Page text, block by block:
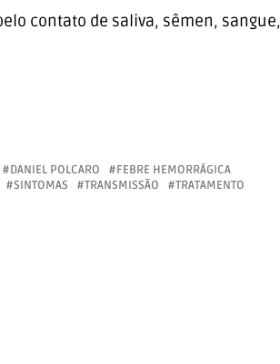
contato de saliva, sêmen, sangue,
DANIEL POLCARO
FEBRE HEMORRÁGICA
SINTOMAS TRANSMISSÃO
TRATAMENTO